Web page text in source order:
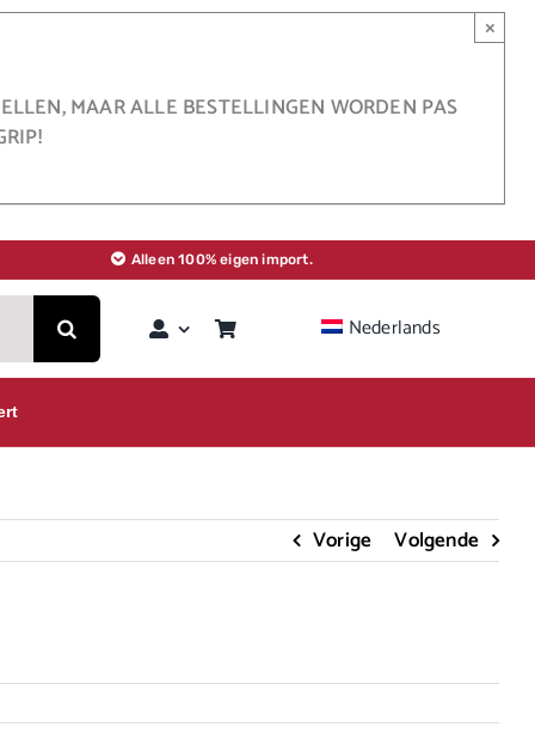
MAAR ALLE BESTELLINGEN WORDEN PAS
×
Alleen 100% eigen import.
Nederlands
Vorige Volgende